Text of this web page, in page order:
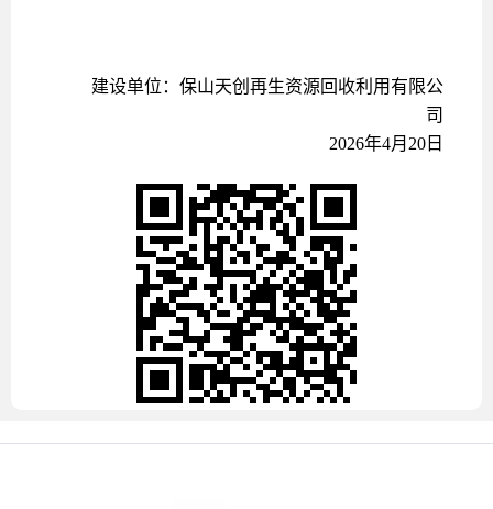
建设单位： 保山天创再生资源回收利用有限公
司
2026年4月 20日